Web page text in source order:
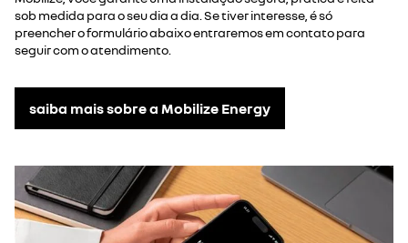
sob medida para o seu dia a dia. Se tiver interesse, é só
preencher o formulário abaixo entraremos em contato para
seguir com o atendimento.
saiba mais sobre a Mobilize Energy